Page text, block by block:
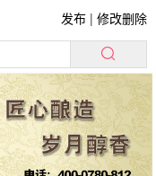
发布 |修改删除